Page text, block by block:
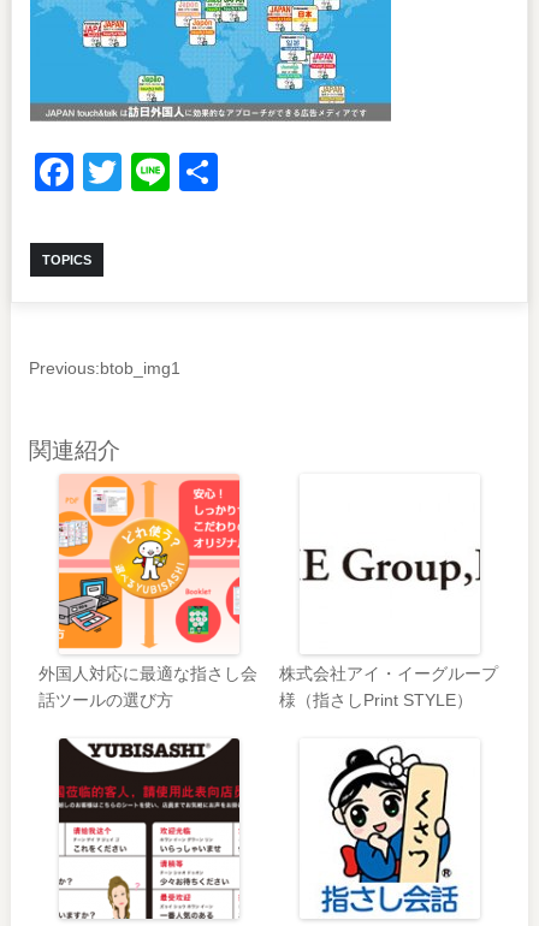
Facebook
Twitter
Line共
TOPICS
Previous:btob_img1
関連紹介
外国人対応に最適な指さし会
話ツールの選び方
株式会社アイ・イーグループ
様（指さしPrint STYLE）